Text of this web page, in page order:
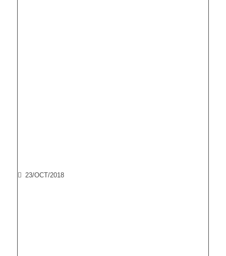
23/OCT/2018